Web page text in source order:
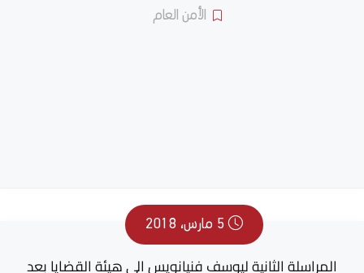
الأمن العام
5 مارس، 2018
المراسلة الثانية ليوسف فنيانويس الى هيئة القضايا بعد